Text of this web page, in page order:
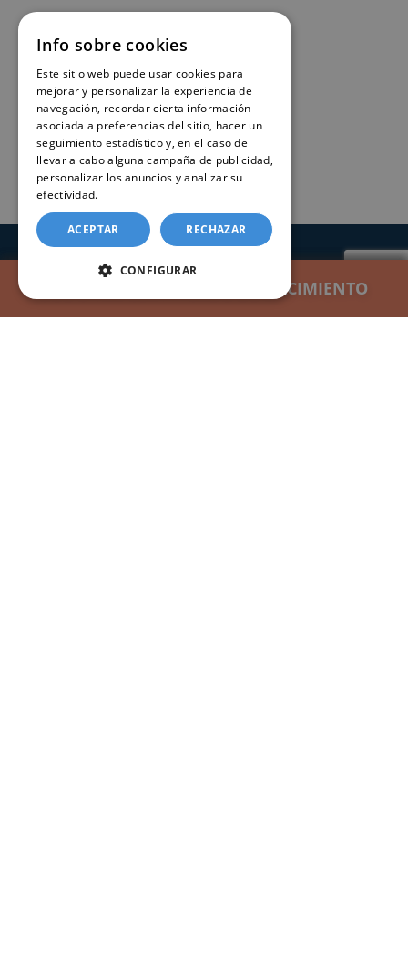
SOLICITAR CERTIFICADO DE NACIMIENTO
SOLICITAR CERTIFICADO DE NACIMIENTO
SOLICITAR CERTIFICADO DE NACIMIENTO
SERVICIOS
Info sobre cookies
Este sitio web puede usar cookies para
mejorar y personalizar la experiencia de
navegación, recordar cierta información
asociada a preferencias del sitio, hacer un
seguimiento estadístico y, en el caso de
llevar a cabo alguna campaña de publicidad,
personalizar los anuncios y analizar su
efectividad.
ACEPTAR RECHAZAR
CONFIGURAR